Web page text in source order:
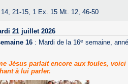
21-15, 1 Ex. 15 Mt. 12, 46-50
21 juillet 2026
16 : Mardi de la 16e semaine,
Jésus parlait encore aux foules,
à lui parler.